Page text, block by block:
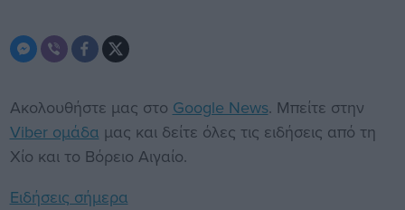
Ακολουθήστε μας στο Google News. Μπείτε στην
Viber ομάδα μας και δείτε όλες τις ειδήσεις από τη
Χίο και το Βόρειο Αιγαίο.
Ειδήσεις σήμερα